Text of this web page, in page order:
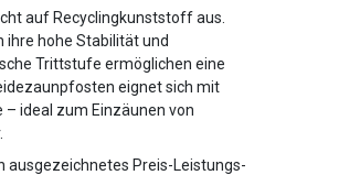
auf Recyclingkunststoff aus.
hohe Stabilität und
Trittstufe ermöglichen eine
eignet sich mit
– ideal zum Einzäunen von
Preis-Leistungs-